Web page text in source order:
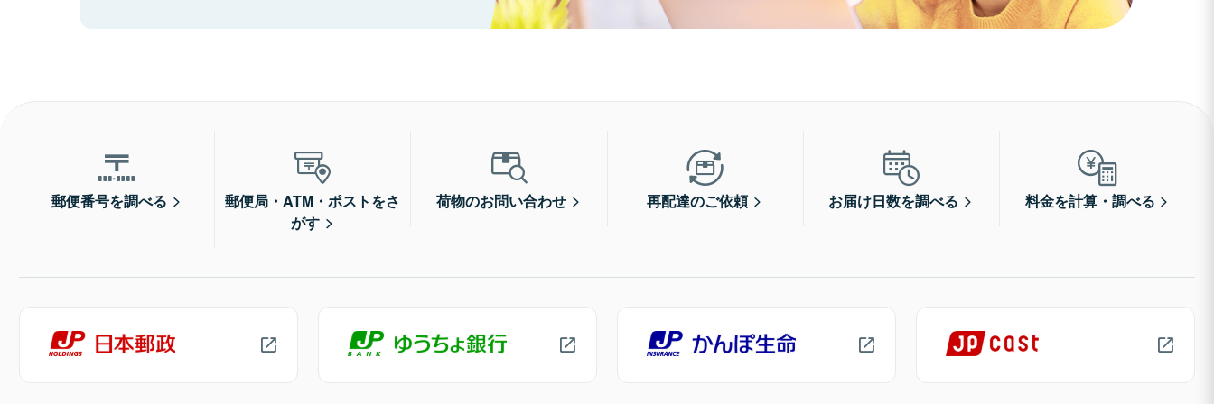
郵便番号を調べる
郵便局・ATM・ポストをさ
がす
荷物のお問い合わせ 再配達のご依頼 お届け日数を調べる 料金を計算・調べる